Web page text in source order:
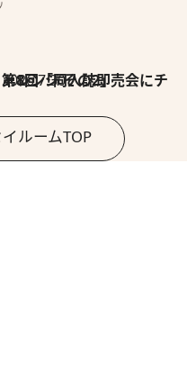
2026.7.30
第8回「同人誌即売会にチャレンジ その2」
ルームTOP